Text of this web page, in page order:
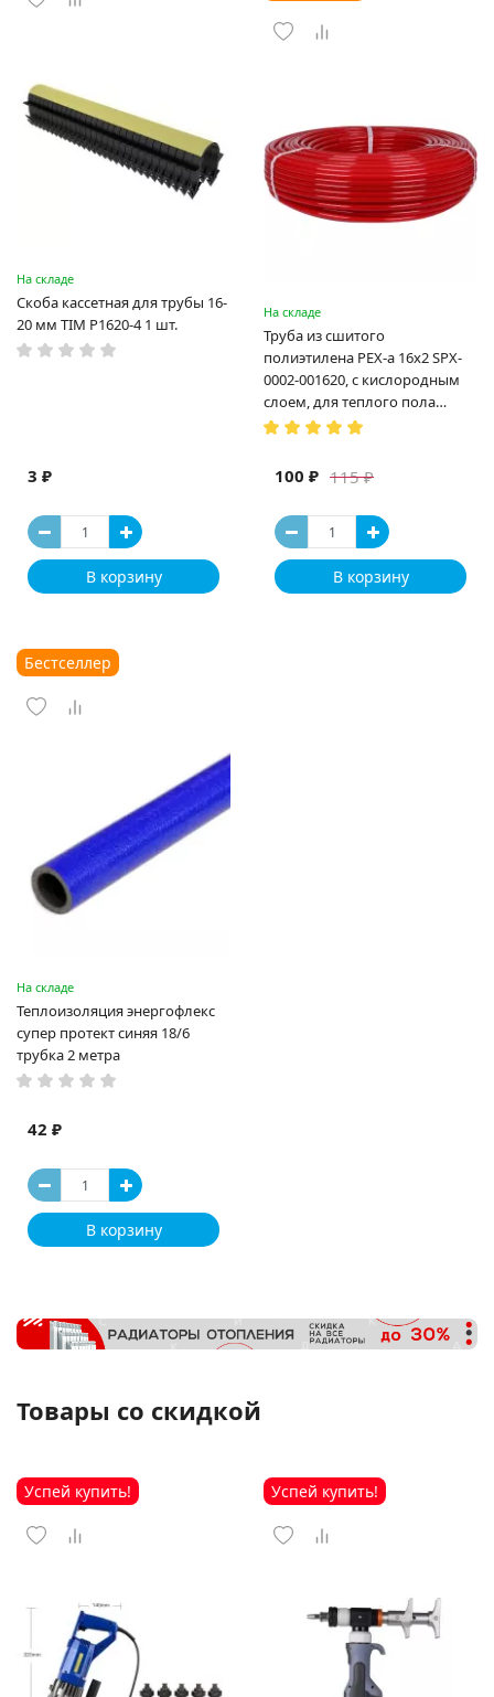
На складе
Скоба кассетная для трубы 16-
20 мм TIM P1620-4 1 шт.
3 ₽
В корзину
На складе
Труба из сшитого
полиэтилена PEX-a 16х2 SPX-
0002-001620, с кислородным
слоем, для теплого пола
(Испания)
115 ₽
100 ₽
В корзину
Бестселлер
На складе
Теплоизоляция энергофлекс
супер протект синяя 18/6
трубка 2 метра
42 ₽
В корзину
Товары со скидкой
Успей купить! Успей купить!